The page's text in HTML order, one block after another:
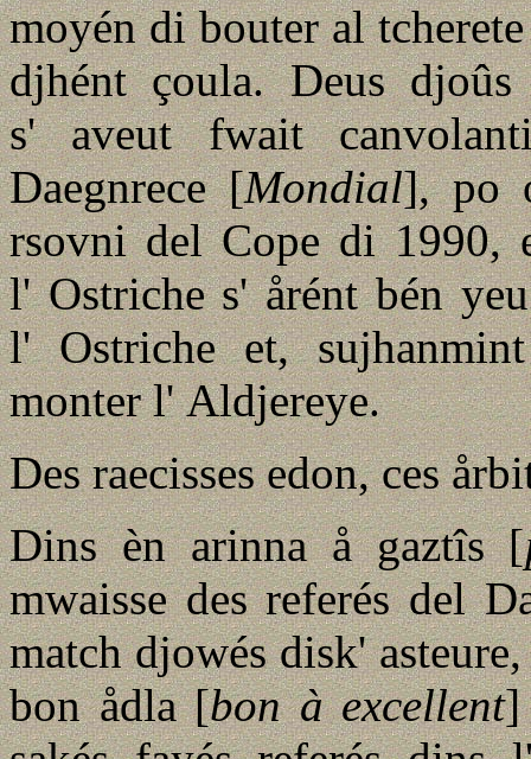
moyén di bouter al
djhént çoula. Deus
s' aveut fwait
Daegnrece [Mondial], po
rsovni del Cope di 1990,
l' Ostriche s' årént bén
l' Ostriche et,
monter l' Aldjereye.
Des raecisses edon, ces
Dins èn arinna å gaztîs [
mwaisse des referés del
match djowés disk'
bon ådla [bon à excellent]